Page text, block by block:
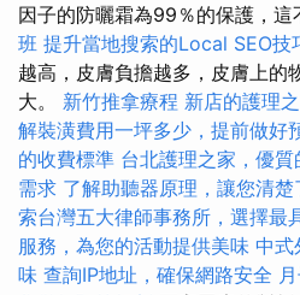
因子的防曬霜為99％的保護，這
班 提升當地搜索的Local SEO技
越高，皮膚負擔越多，皮膚上的
大。 新竹推拿療程 新店的護理
解裝潢費用一坪多少，提前做好
的收費標準 台北護理之家，優
需求 了解助聽器原理，讓您清
索台灣五大律師事務所，選擇最
服務，為您的活動提供美味 中式
味 查詢IP地址，確保網路安全